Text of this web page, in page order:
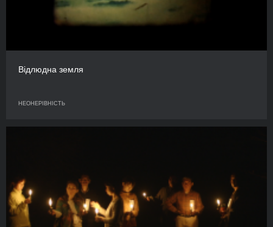
Відлюдна земля
НЕОНЕРІВНІСТЬ